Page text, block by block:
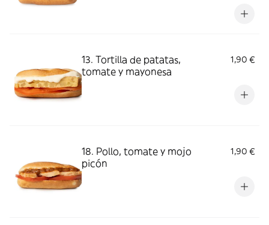
13. Tortilla de patatas,
tomate y mayonesa
1,90 €
18. Pollo, tomate y mojo
picón
1,90 €